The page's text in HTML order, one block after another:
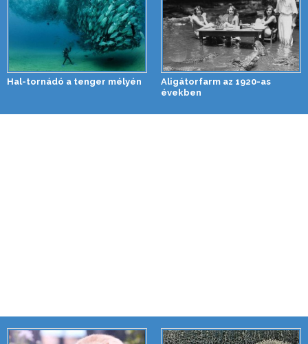
Hal-tornádó a tenger mélyén
Aligátorfarm az 1920-as
években